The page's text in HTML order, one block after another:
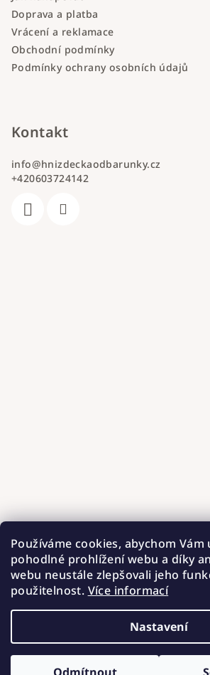
Používáme cookies, abychom Vám
pohodlné prohlížení webu a díky
webu neustále zlepšovali jeho
použitelnost. Více informací
Nastavení
Doprava a platba
Vrácení a reklamace
Obchodní podmínky
Podmínky ochrany osobních údajů
Kontakt
info@hnizdeckaodbarunky.cz
+420603724142
Copyright 2026Hnízdečka od
vyhrazena.Upravit